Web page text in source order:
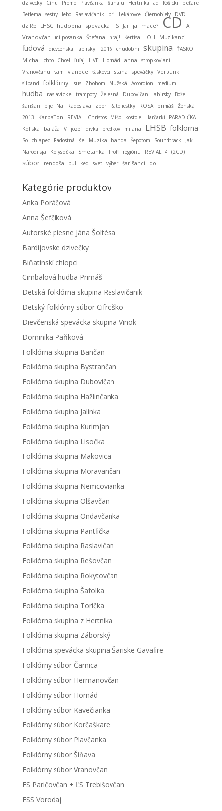
dzivecky Cínu Promo Plavčanka šuhaju Hertníka ad Košicki
beťare
Betlema
sestry lebo Raslavičanik pri Lekárovce Čiernobiely
DVD
dzifče
LHSC hudobna spevacka FS Jar ja mace? CD A
Vranovčan milposanka Štefana hraj! Kertisa LOLI Muzikanci
ľudová dievcenska labirskyj 2016 chudobni skupina ŤASKO
Michal chto Chcel ľuľaj LIVE Hornád anna
stropkoviani
Vranovčanu
vam vianoce ťaskovci stana speváčky Verbunk
silband
folklórny Isus Zbohom Mužská Accordion medium
hudba raslavicke trampoty Železná Dubovičan labirsky
Bože
šarišan
bije Na Radoslava zbor Ratoliestky ROSA primáš Ženská
2013
KarpaTon REVIAL Christos Mišo kostole Harčarki
PARADIČKA
Kolíska
baláža V jozef divka predkov milana LHSB folklorna
So chlapec Radostná śe Muzika banda Šepotom Soundtrack
Jak
Narodilsja
Kolysočka Smetanka Profi regiónu REVIAL 4 (2CD)
súbor rendoša bul ked svet výber šarišanci do
Kategórie produktov
Anka Poráčová
Anna Šefčíková
Autorské piesne Jána Šoltésa
Bardijovske dzivečky
Biňatinskí chlopci
Cimbalová hudba Primáš
Detská folklórna skupina Raslavičanik
Detský folklórny súbor Cifroško
Dievčenská spevácka skupina Vinok
Dominika Paňková
Folklórna skupina Bančan
Folklórna skupina Bystrančan
Folklórna skupina Dubovičan
Folklórna skupina Hažlinčanka
Folklórna skupina Jalinka
Folklórna skupina Kurimjan
Folklórna skupina Lisočka
Folklórna skupina Makovica
Folklórna skupina Moravančan
Folklórna skupina Nemcovianka
Folklórna skupina Olšavčan
Folklórna skupina Ondavčanka
Folklórna skupina Pantľička
Folklórna skupina Raslavičan
Folklórna skupina Rešovčan
Folklórna skupina Rokytovčan
Folklórna skupina Šafolka
Folklórna skupina Torička
Folklórna skupina z Hertníka
Folklórna skupina Záborský
Folklórna spevácka skupina Šariske Gavaľire
Folklórny súbor Čarnica
Folklórny súbor Hermanovčan
Folklórny súbor Hornád
Folklórny súbor Kavečianka
Folklórny súbor Korčaškare
Folklórny súbor Plavčanka
Folklórny súbor Šiňava
Folklórny súbor Vranovčan
FS Paričovčan + ĽS Trebišovčan
FSS Vorodaj